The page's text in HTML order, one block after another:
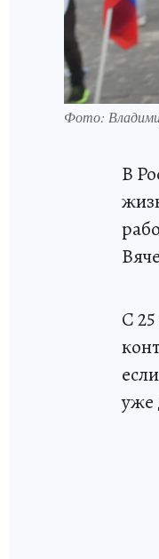
Фото:
В
С
уже